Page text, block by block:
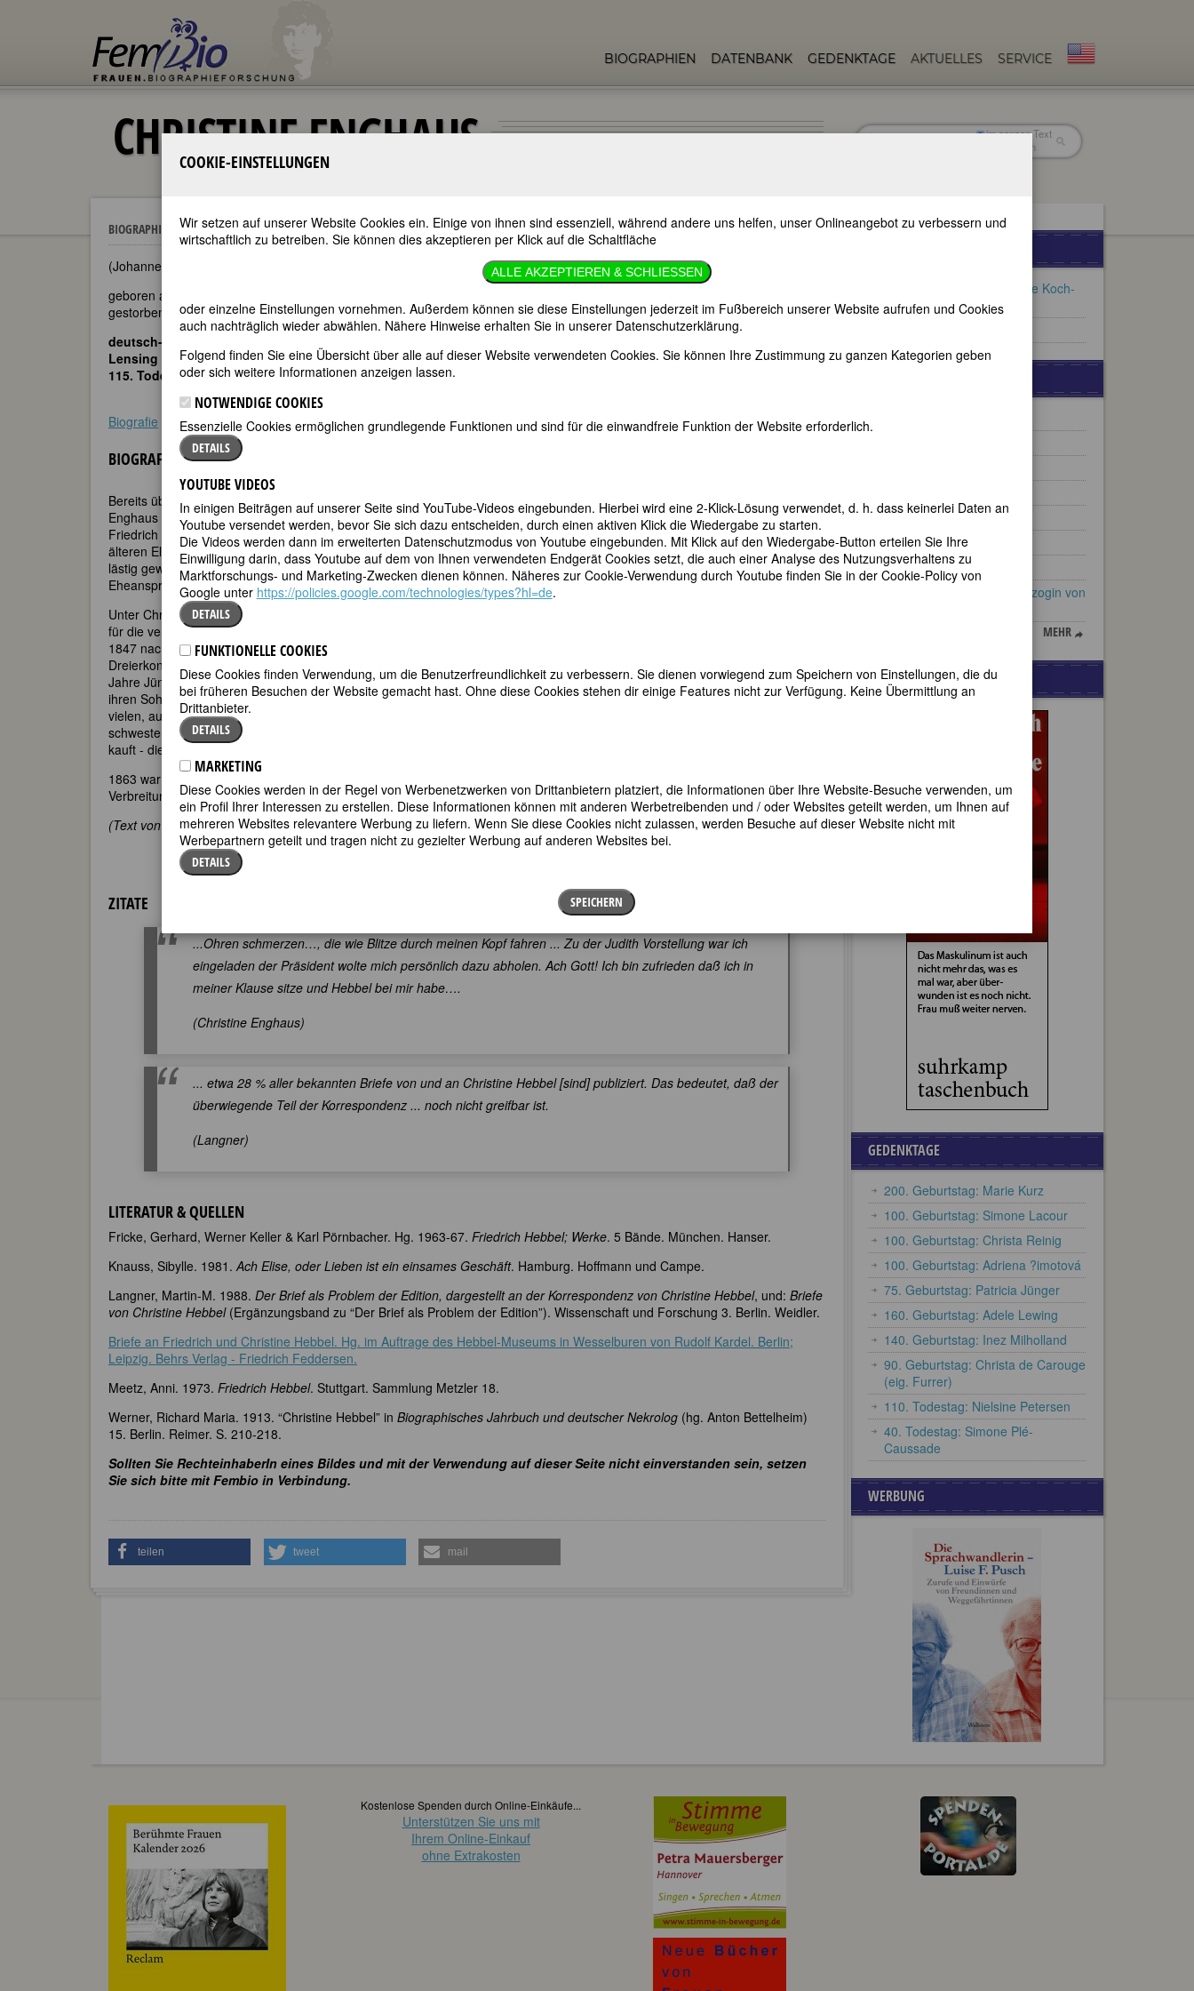
BIOGRAPHIEN DATENBANK GEDENKTAGE AKTUELLES SERVICE
CHRISTINE ENGHAUS
im ganzen Text
nur in Titeln
BIOGRAPHIEN Christine Enghaus, verh. Hebbel
(Johanne Louise Christine Hebbel, geb. Engehausen (Pseudonym: Enghaus))
geboren am 9. Februar 1817 in Braunschweig
gestorben am 30. Juni 1910 in Wien
deutsch-österreichische Schauspielerin; verheiratet mit Friedrich Hebbel, Freundin von Elise
Lensing
115. Todestag am 30. Juni 2025
Biografie Zitate•Literatur & Quellen
BIOGRAFIE
tweet
mail
Bereits über zwölf Jahre Berufserfahrung hat die berühmte 28jährige Burgschauspielerin Christine
Enghaus und einen unehelichen Sohn Carl, als sie sich mit dem vier Jahre älteren mittellosen Dichter
Friedrich Hebbel verlobt. Hebbel ist, wieder einmal, auf Versorgung aus. Die Beziehung zur neun Jahre
älteren Elisabeth Lensing in Hamburg, der Mutter seiner zwei Söhne Ernst (gest. 1843) und Max, war ihm
lästig geworden. Elf Jahre lang hatte die arme Näherin Elise ihn vor dem absoluten Elend bewahrt, ohne
Eheansprüche zu stellen. Die Wiener Hochzeit aber provoziert sie doch zu verzweifelter Wut; es kommt zum Bruch.
Unter Christines Einfluß beginnt Friedrich, sich menschlich etwas weiterzuentwickeln. Aber nur sie kann sich vorstellen, was es
für die verlassene Elise bedeutet, als Max schwer erkrankt und stirbt. Auf ihre großherzige Einladung hin kommt Elise Ende Mai
1847 nach Wien. Hebbel ist abweisend - aussprechen kann sich Elise nur, ausgerechnet, bei Christine. Die komplizierte
Dreierkonstellation erweist sich als lebbar: dank der Hochherzigkeit Christines und der Bereitschaft Elises, in der fast vierzehn
Jahre Jüngeren statt der Rivalin eine Freundin zu sehen. Bei der Trennung am 27.8.1848 übergibt Christine vertrauensvoll
ihren Sohn Carl Elise zur Erziehung in Hamburg. Elise wiederum schreibt an Hebbel zukünftig nur noch das Nötigste; ihre
vielen, auch immer einfühlsam von Carl berichtenden Briefe sind bis zu ihrem elenden Tod 1854 fast ausschließlich an die
schwesterlich anteilnehmende “beste Seele” gerichtet. 1899 wird Elise aus dem Armengrab umgebettet; die neue Grabstelle
kauft - die “liebste Tine”.
1863 war Christine Witwe geworden. Noch 47 Jahre lang wird sie sich erfolgreich für das Andenken ihres Mannes und die
Verbreitung seiner Werke einsetzen.
(Text von 1991)
ZITATE
...Ohren schmerzen…, die wie Blitze durch meinen Kopf fahren ... Zu der Judith Vorstellung war ich
eingeladen der Präsident wolte mich persönlich dazu abholen. Ach Gott! Ich bin zufrieden daß ich in
meiner Klause sitze und Hebbel bei mir habe….
(Christine Enghaus)
... etwa 28 % aller bekannten Briefe von und an Christine Hebbel [sind] publiziert. Das bedeutet, daß der
überwiegende Teil der Korrespondenz ... noch nicht greifbar ist.
(Langner)
LITERATUR & QUELLEN
Fricke, Gerhard, Werner Keller & Karl Pörnbacher. Hg. 1963-67. Friedrich Hebbel; Werke. 5 Bände. München. Hanser.
Knauss, Sibylle. 1981. Ach Elise, oder Lieben ist ein einsames Geschäft. Hamburg. Hoffmann und Campe.
Langner, Martin-M. 1988. Der Brief als Problem der Edition, dargestellt an der Korrespondenz von Christine Hebbel, und: Briefe
von Christine Hebbel(Ergänzungsband zu “Der Brief als Problem der Edition”). Wissenschaft und Forschung 3. Berlin. Weidler.
Briefe an Friedrich und Christine Hebbel. Hg. im Auftrage des Hebbel-Museums in Wesselburen von Rudolf Kardel. Berlin;
Leipzig. Behrs Verlag - Friedrich Feddersen.
Meetz, Anni. 1973. Friedrich Hebbel. Stuttgart. Sammlung Metzler 18.
Werner, Richard Maria. 1913. “Christine Hebbel” in Biographisches Jahrbuch und deutscher Nekrolog (hg. Anton Bettelheim)
15. Berlin. Reimer. S. 210-218.
Sollten Sie RechteinhaberIn eines Bildes und mit der Verwendung auf dieser Seite nicht einverstanden sein, setzen
Sie sich bitte mit Fembio in Verbindung.
teilen tweet mail
FemBiografien von Swantje Koch-
Kanz (1939-2022)
Lu Märten
Edith Stein
Bertha Pappenheim
Maria Pawlowna, Großherzogin von
MEHR
WERBUNG
GEDENKTAGE
200. Geburtstag: Marie Kurz
100. Geburtstag: Simone Lacour
100. Geburtstag: Christa Reinig
100. Geburtstag: Adriena ?imotová
75. Geburtstag: Patricia Jünger
160. Geburtstag: Adele Lewing
140. Geburtstag: Inez Milholland
90. Geburtstag: Christa de Carouge
(eig. Furrer)
110. Todestag: Nielsine Petersen
40. Todestag: Simone Plé-
Caussade
WERBUNG
Kostenlose Spenden durch Online-Einkäufe...
Unterstützen Sie uns mit
Ihrem Online-Einkauf
ohne Extrakosten
COOKIE-EINSTELLUNGEN
Wir setzen auf unserer Website Cookies ein. Einige von ihnen sind essenziell, während andere uns helfen, unser Onlineangebot zu verbessern und
wirtschaftlich zu betreiben. Sie können dies akzeptieren per Klick auf die Schaltfläche
ALLE AKZEPTIEREN & SCHLIESSEN
oder einzelne Einstellungen vornehmen. Außerdem können sie diese Einstellungen jederzeit im Fußbereich unserer Website aufrufen und Cookies
auch nachträglich wieder abwählen. Nähere Hinweise erhalten Sie in unserer Datenschutzerklärung.
Folgend finden Sie eine Übersicht über alle auf dieser Website verwendeten Cookies. Sie können Ihre Zustimmung zu ganzen Kategorien geben
oder sich weitere Informationen anzeigen lassen.
NOTWENDIGE COOKIES
Essenzielle Cookies ermöglichen grundlegende Funktionen und sind für die einwandfreie Funktion der Website erforderlich.
DETAILS
YOUTUBE VIDEOS
In einigen Beiträgen auf unserer Seite sind YouTube-Videos eingebunden. Hierbei wird eine 2-Klick-Lösung verwendet, d. h. dass keinerlei Daten an
Youtube versendet werden, bevor Sie sich dazu entscheiden, durch einen aktiven Klick die Wiedergabe zu starten.
Die Videos werden dann im erweiterten Datenschutzmodus von Youtube eingebunden. Mit Klick auf den Wiedergabe-Button erteilen Sie Ihre
Einwilligung darin, dass Youtube auf dem von Ihnen verwendeten Endgerät Cookies setzt, die auch einer Analyse des Nutzungsverhaltens zu
Marktforschungs- und Marketing-Zwecken dienen können. Näheres zur Cookie-Verwendung durch Youtube finden Sie in der Cookie-Policy von
Google unter https://policies.google.com/technologies/types?hl=de.
DETAILS
FUNKTIONELLE COOKIES
Diese Cookies finden Verwendung, um die Benutzerfreundlichkeit zu verbessern. Sie dienen vorwiegend zum Speichern von Einstellungen, die du
bei früheren Besuchen der Website gemacht hast. Ohne diese Cookies stehen dir einige Features nicht zur Verfügung. Keine Übermittlung an
Drittanbieter.
DETAILS
MARKETING
Diese Cookies werden in der Regel von Werbenetzwerken von Drittanbietern platziert, die Informationen über Ihre Website-Besuche verwenden, um
ein Profil Ihrer Interessen zu erstellen. Diese Informationen können mit anderen Werbetreibenden und / oder Websites geteilt werden, um Ihnen auf
mehreren Websites relevantere Werbung zu liefern. Wenn Sie diese Cookies nicht zulassen, werden Besuche auf dieser Website nicht mit
Werbepartnern geteilt und tragen nicht zu gezielter Werbung auf anderen Websites bei.
DETAILS
SPEICHERN